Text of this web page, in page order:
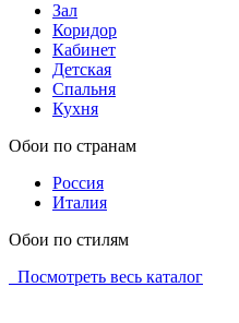
Зал
Коридор
Кабинет
Детская
Спальня
Кухня
Обои по странам
Россия
Италия
Обои по стилям
Посмотреть весь каталог